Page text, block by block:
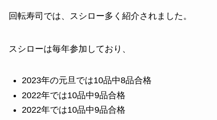
回転寿司では、スシロー多く紹介されました。
スシローは毎年参加しており、
2023年の元旦では10品中8品合格
2022年では10品中9品合格
2022年では10品中9品合格